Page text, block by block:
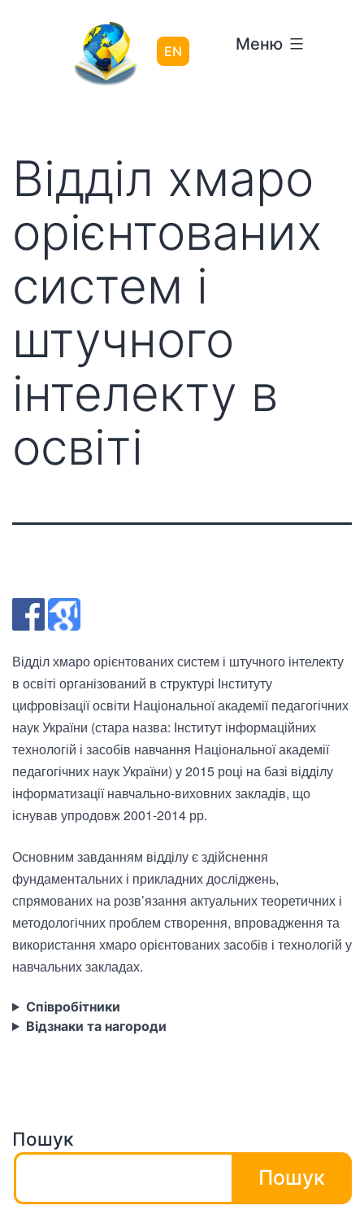
EN Меню
Відділ хмаро
орієнтованих
систем і
штучного
інтелекту в
освіті
Відділ хмаро орієнтованих систем і штучного інтелекту
в освіті організований в структурі Інституту
цифровізації освіти Національної академії педагогічних
наук України (стара назва: Інститут інформаційних
технологій і засобів навчання Національної академії
педагогічних наук України) у 2015 році на базі відділу
інформатизації навчально-виховних закладів, що
існував упродовж 2001-2014 рр.
Основним завданням відділу є здійснення
фундаментальних і прикладних досліджень,
спрямованих на розв’язання актуальних теоретичних і
методологічних проблем створення, впровадження та
використання хмаро орієнтованих засобів і технологій у
навчальних закладах.
Співробітники
Відзнаки та нагороди
Пошук
Пошук